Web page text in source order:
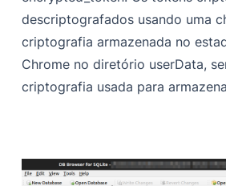
descriptografados usando uma
criptografia armazenada no
Chrome no diretório userData,
criptografia usada para